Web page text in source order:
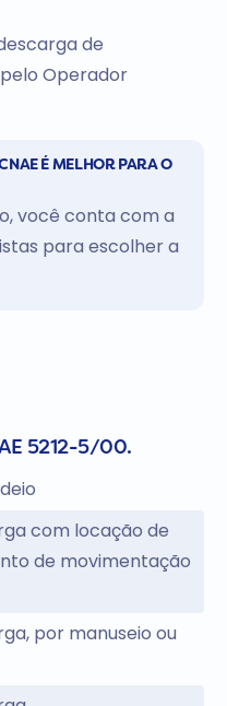
de
Operador
É MELHOR PARA O
você conta com a
para escolher a
5212-5/00.
com locação de
de movimentação
por manuseio ou